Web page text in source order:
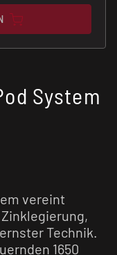
System
vereint
Technik.
1650